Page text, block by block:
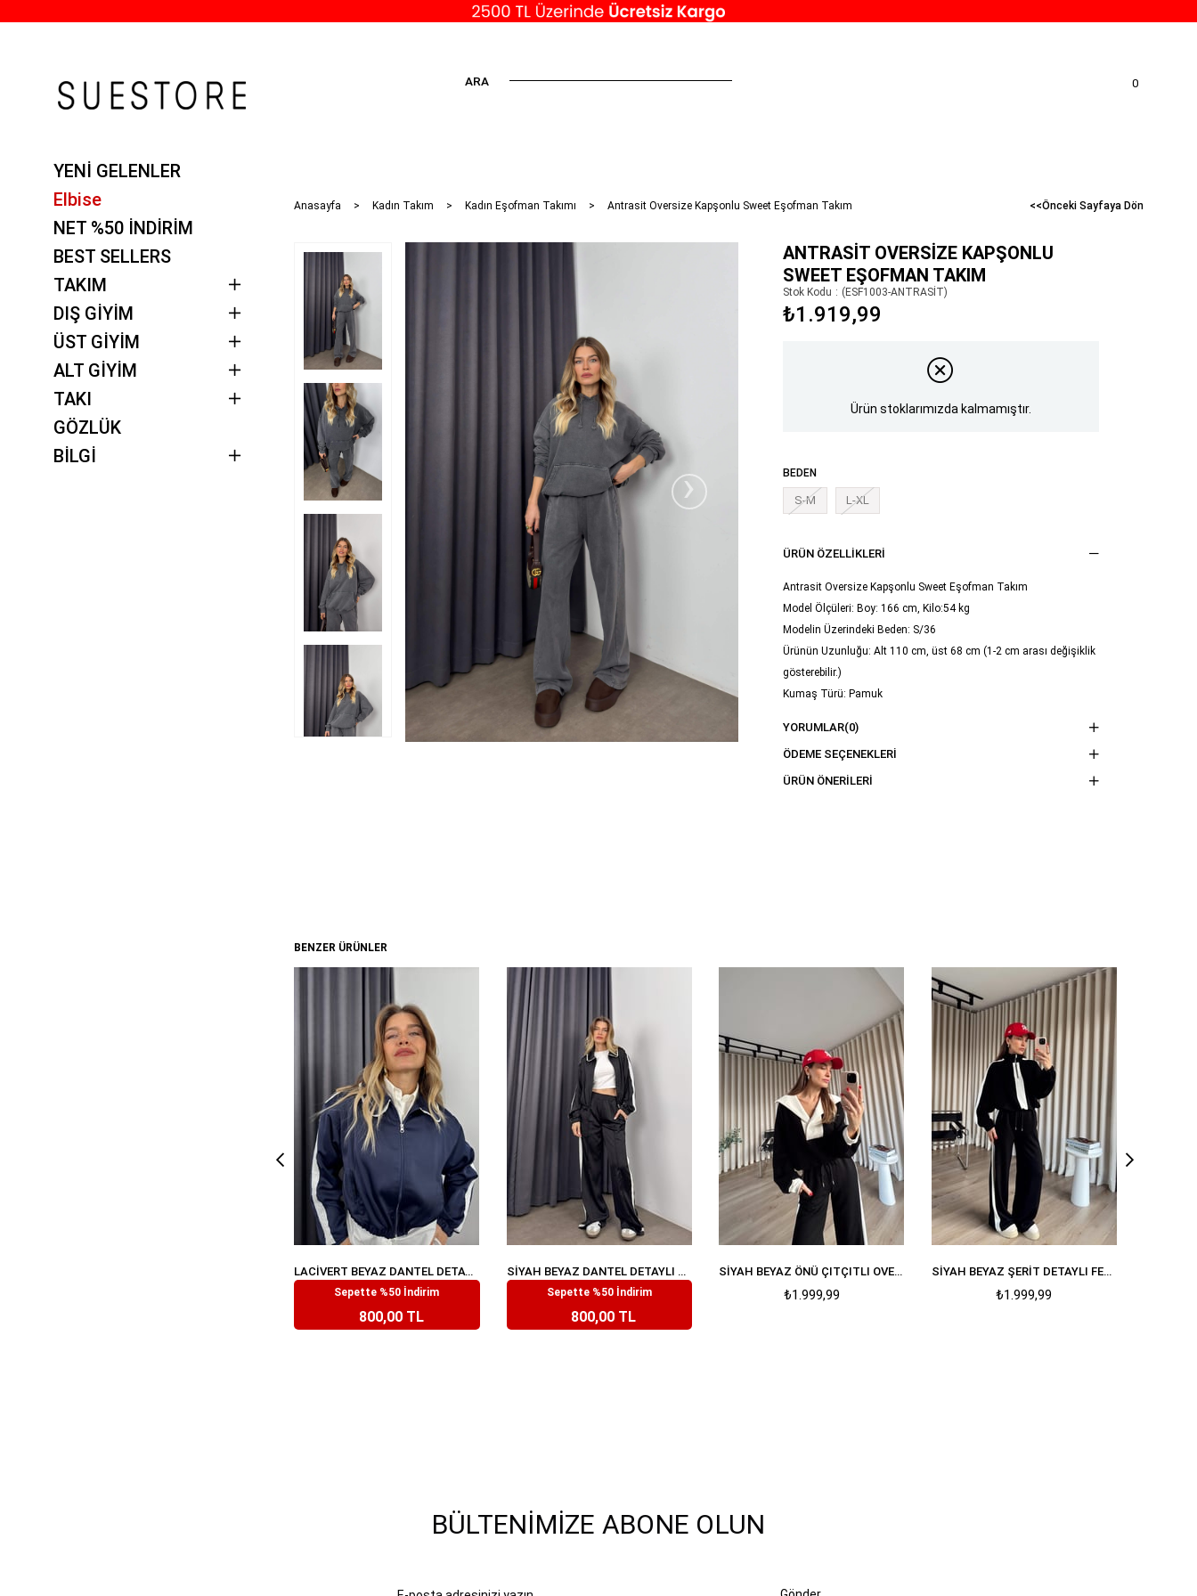
0
YENİ GELENLER
Elbise
NET %50 İNDİRİM
BEST SELLERS
TAKIM
DIŞ GİYİM
ÜST GİYİM
ALT GİYİM
TAKI
GÖZLÜK
BİLGİ
ARA
Anasayfa Kadın Takım Kadın Eşofman Takımı Antrasit Oversize Kapşonlu Sweet Eşofman Takım <<Önceki Sayfaya Dön
›
ANTRASIT OVERSIZE KAPŞONLU
SWEET EŞOFMAN TAKIM
Stok Kodu (ESF1003-ANTRASİT)
₺1.919,99
Ürün stoklarımızda kalmamıştır.
BEDEN
S-M L-XL
ÜRÜN ÖZELLIKLERI
Antrasit Oversize Kapşonlu Sweet Eşofman Takım
Model Ölçüleri: Boy: 166 cm, Kilo:54 kg
Modelin Üzerindeki Beden: S/36
Ürünün Uzunluğu: Alt 110 cm, üst 68 cm (1-2 cm arası değişiklik
gösterebilir.)
Kumaş Türü: Pamuk
talimatına ulaşabilirsiniz.
YORUMLAR(0)
ÖDEME SEÇENEKLERI
ÜRÜN ÖNERILERI
BENZER ÜRÜNLER
LACIVERT BEYAZ DANTEL DETAYLI TASARIM EŞOFMAN TAKIMI
₺1.599,99
Sepette %50 İndirim
800,00 TL
SIYAH BEYAZ DANTEL DETAYLI TASARIM EŞOFMAN TAKIMI
₺1.599,99
Sepette %50 İndirim
800,00 TL
SIYAH BEYAZ ÖNÜ ÇITÇITLI OVERSIZE MODAL EŞOFMAN TAKIMI
₺1.999,99
SIYAH BEYAZ ŞERIT DETAYLI FERMUARLI OVERSIZE MODAL EŞOFMAN TAKIMI
₺1.999,99
BÜLTENIMIZE ABONE OLUN